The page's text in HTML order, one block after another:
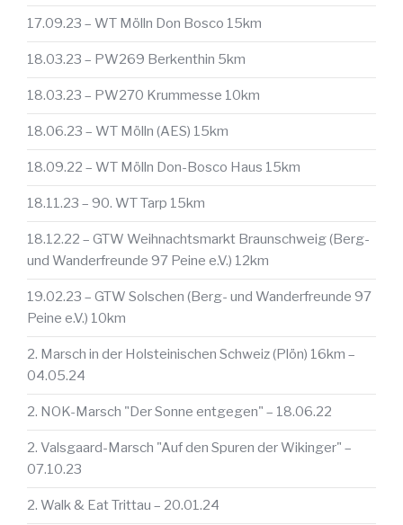
17.09.23 – WT Mölln Don Bosco 15km
18.03.23 – PW269 Berkenthin 5km
18.03.23 – PW270 Krummesse 10km
18.06.23 – WT Mölln (AES) 15km
18.09.22 – WT Mölln Don-Bosco Haus 15km
18.11.23 – 90. WT Tarp 15km
18.12.22 – GTW Weihnachtsmarkt Braunschweig (Berg-
und Wanderfreunde 97 Peine e.V.) 12km
19.02.23 – GTW Solschen (Berg- und Wanderfreunde 97
Peine e.V.) 10km
2. Marsch in der Holsteinischen Schweiz (Plön) 16km –
04.05.24
2. NOK-Marsch "Der Sonne entgegen" – 18.06.22
2. Valsgaard-Marsch "Auf den Spuren der Wikinger" –
07.10.23
2. Walk & Eat Trittau – 20.01.24